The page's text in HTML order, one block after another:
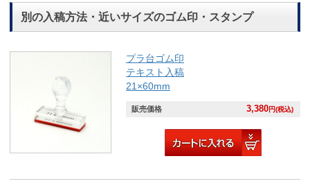
別の入稿方法・近いサイズのゴム印・スタンプ
プラ台ゴム印
テキスト入稿
21×60mm
販売価格 3,380円(税込)